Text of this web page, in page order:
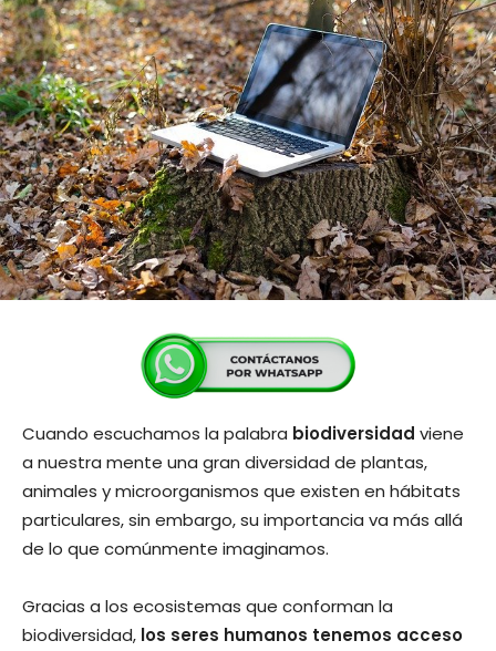
Cuando escuchamos la palabra biodiversidad viene
a nuestra mente una gran diversidad de plantas,
animales y microorganismos que existen en hábitats
particulares, sin embargo, su importancia va más allá
de lo que comúnmente imaginamos.
Gracias a los ecosistemas que conforman la
biodiversidad, los seres humanos tenemos acceso